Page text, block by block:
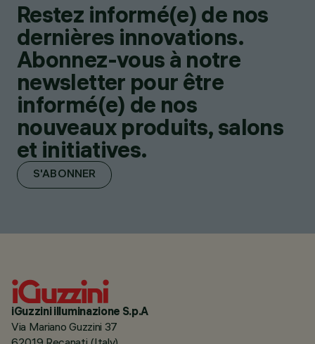
Restez informé(e) de nos
dernières innovations.
Abonnez-vous à notre
newsletter pour être
informé(e) de nos
nouveaux produits, salons
et initiatives.
S'ABONNER
iGuzzini illuminazione S.p.A
Via Mariano Guzzini 37